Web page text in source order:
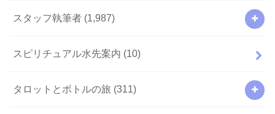
スタッフ執筆者 (1,987)
スピリチュアル水先案内 (10)
タロットとボトルの旅 (311)